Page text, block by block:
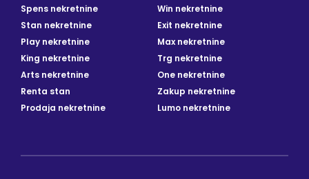
Spens nekretnine
Win nekretnine
Stan nekretnine
Exit nekretnine
Play nekretnine
Max nekretnine
King nekretnine
Trg nekretnine
Arts nekretnine
One nekretnine
Renta stan
Zakup nekretnine
Prodaja nekretnine
Lumo nekretnine